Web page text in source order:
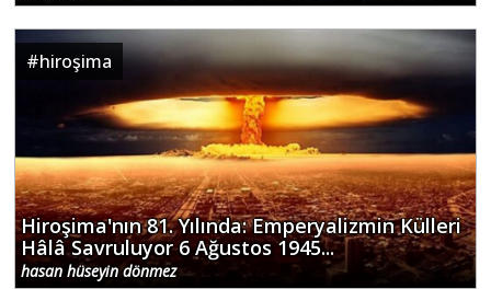
#hiroşima
Hiroşima'nın 81. Yılında: Emperyalizmin Külleri
Hâlâ Savruluyor 6 Ağustos 1945...
hasan hüseyin dönmez